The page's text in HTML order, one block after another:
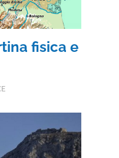
fisica e